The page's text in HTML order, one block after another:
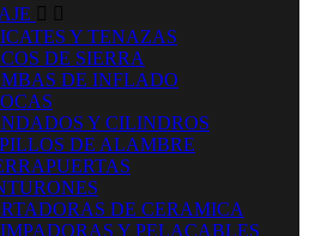
 
Y TENAZAS
DE SIERRA
DE INFLADO
Y CILINDROS
DE ALAMBRE
DE CERAMICA
Y PELACABLES